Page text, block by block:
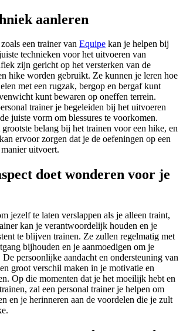
aanleren
een trainer van Equipe kan je helpen bij
technieken voor het uitvoeren van
zijn gericht op het versterken van de
hike worden gebruikt. Ze kunnen je leren hoe
met een rugzak, bergop en bergaf kunt
kunt bewaren op oneffen terrein.
trainer je begeleiden bij het uitvoeren
juiste vorm om blessures te voorkomen.
belang bij het trainen voor een hike, en
ervoor zorgen dat je de oefeningen op een
uitvoert.
doet wonderen voor je
jezelf te laten verslappen als je alleen traint,
kan je verantwoordelijk houden en je
te blijven trainen. Ze zullen regelmatig met
bijhouden en je aanmoedigen om je
De persoonlijke aandacht en ondersteuning van
groot verschil maken in je motivatie en
Op die momenten dat je het moeilijk hebt en
zal een personal trainer je helpen om
en je herinneren aan de voordelen die je zult